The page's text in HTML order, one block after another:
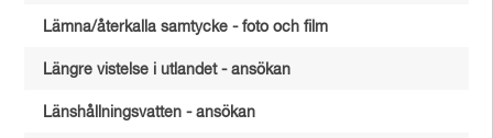
Lämna/återkalla samtycke - foto och film
Längre vistelse i utlandet - ansökan
Länshållningsvatten - ansökan